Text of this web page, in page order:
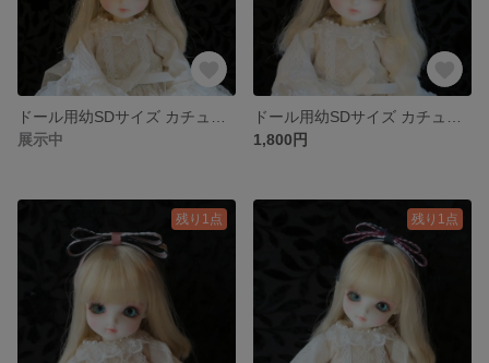
展示中
1,800円
残り1点 残り1点